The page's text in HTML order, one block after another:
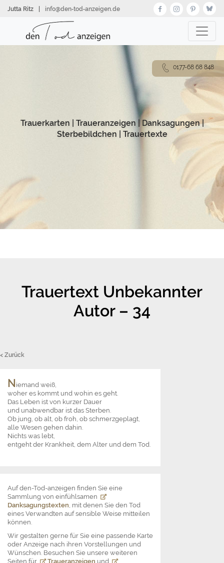
zumJutta Ritz info@den‑tod‑anzeigen.de
Trauerkarten Traueranzeigen |Danksagungen|
Sterbebildchen
Trauertexte
Trauertext Unbekannter
Autor – 34
< Zurück
N iemand weiß,
woher es kommt und wohin es geht.
Das Leben ist von kurzer Dauer
und unabwendbar ist das Sterben.
Ob jung, ob alt, ob froh, ob schmerzgeplagt,
alle Wesen gehen dahin.
Nichts was lebt,
entgeht der Krankheit, dem Alter und dem Tod.
Auf den-Tod-anzeigen finden Sie eine
Sammlung von einfühlsamen
Danksagungstexten, mit denen Sie den Tod
eines Verwandten auf sensible Weise mitteilen
können.
Wir gestalten gerne für Sie eine passende Karte
oder Anzeige nach ihren Vorstellungen und
Wünschen. Besuchen Sie unsere weiteren
Seiten für
Traueranzeigen und
0177-68 68 848